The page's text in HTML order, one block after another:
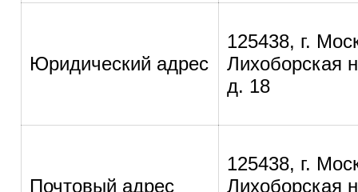
Юридический адрес
125438, г.
Лихоборская
д. 18
Почтовый адрес
125438, г.
Лихоборская